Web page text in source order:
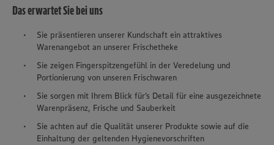
Das erwartet Sie bei uns
Sie präsentieren unserer Kundschaft ein attraktives
Warenangebot an unserer Frischetheke
Sie zeigen Fingerspitzengefühl in der Veredelung und
Portionierung von unseren Frischwaren
Sie sorgen mit Ihrem Blick für‘s Detail für eine ausgezeichnete
Warenpräsenz, Frische und Sauberkeit
Sie achten auf die Qualität unserer Produkte sowie auf die
Einhaltung der geltenden Hygienevorschriften